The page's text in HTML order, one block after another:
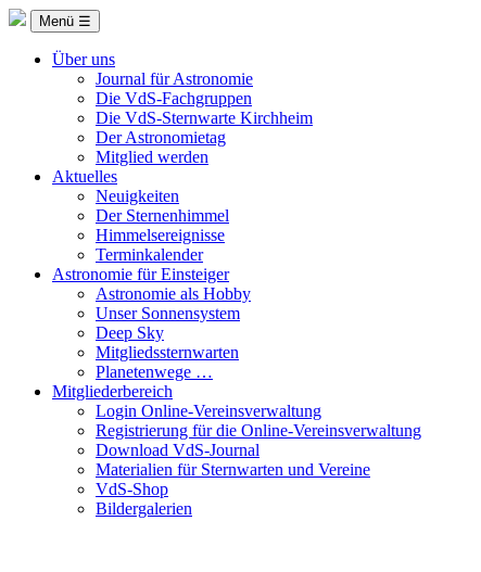
Menü ☰
Über uns
Journal für Astronomie
Die VdS-Fachgruppen
Die VdS-Sternwarte Kirchheim
Der Astronomietag
Mitglied werden
Aktuelles
Neuigkeiten
Der Sternenhimmel
Himmelsereignisse
Terminkalender
Astronomie für Einsteiger
Astronomie als Hobby
Unser Sonnensystem
Deep Sky
Mitgliedssternwarten
Planetenwege …
Mitgliederbereich
Login Online-Vereinsverwaltung
Registrierung für die Online-Vereinsverwaltung
Download VdS-Journal
Materialien für Sternwarten und Vereine
VdS-Shop
Bildergalerien